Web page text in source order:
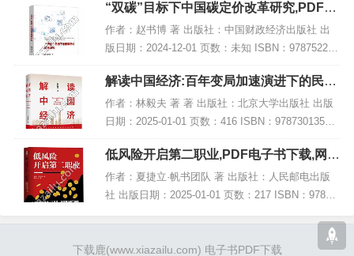
容简介 本...
“双碳”目标下中国碳定价改革研究,PDF电
子书下载
作者：赵书博 著 出版社：中国财政经济出版社 出
版日期：2024-12-01 页数：未知 ISBN：978752233
4165 电子书大小：210MB [高清扫描版PDF格式] 内
容简介 在...
解读中国经济:百年变局加速演进下的民族
复兴之路,PDF下载
作者：林毅夫 著 著 出版社：北京大学出版社 出版
日期：2025-01-01 页数：416 ISBN：97873013541
93 电子书大小：182MB [高清扫描版PDF格式] 内容
简介...
低风险开启第二职业,PDF电子书下载,网盘
资源
作者：夏捷立·帆书团队 著 出版社：人民邮电出版
社 出版日期：2025-01-01 页数：217 ISBN：97871
下载鹿(www.xiazailu.com) 电子书PDF下载